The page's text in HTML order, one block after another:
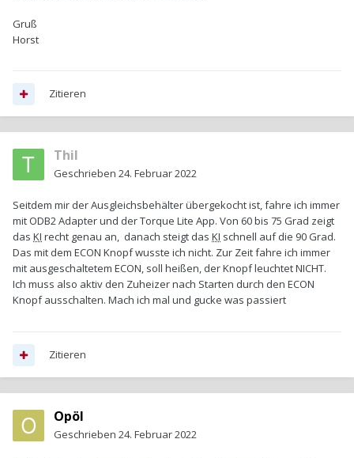
Gruß
Horst
Zitieren
Thil
Geschrieben 24. Februar 2022
Seitdem mir der Ausgleichsbehälter übergekocht ist, fahre ich immer
mit ODB2 Adapter und der Torque Lite App. Von 60 bis 75 Grad zeigt
das KI recht genau an, danach steigt das KI schnell auf die 90 Grad.
Das mit dem ECON Knopf wusste ich nicht. Zur Zeit fahre ich immer
mit ausgeschaltetem ECON, soll heißen, der Knopf leuchtet NICHT.
Ich muss also aktiv den Zuheizer nach Starten durch den ECON
Knopf ausschalten. Mach ich mal und gucke was passiert
Zitieren
Opöl
Geschrieben 24. Februar 2022